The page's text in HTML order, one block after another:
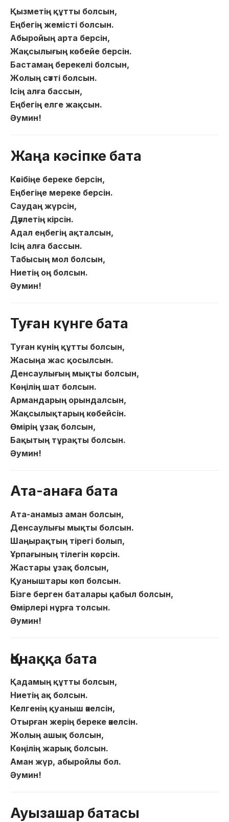
Қызметің құтты болсын,
Еңбегің жемісті болсын.
Абыройың арта берсін,
Жақсылығың көбейе берсін.
Бастамаң берекелі болсын,
Жолың сәтті болсын.
Ісің алға бассын,
Еңбегің елге жақсын.
Әумин!
Жаңа кәсіпке бата
Кәсібіңе береке берсін,
Еңбегіңе мереке берсін.
Саудаң жүрсін,
Дәулетің кірсін.
Адал еңбегің ақталсын,
Ісің алға бассын.
Табысың мол болсын,
Ниетің оң болсын.
Әумин!
Туған күнге бата
Туған күнің құтты болсын,
Жасыңа жас қосылсын.
Денсаулығың мықты болсын,
Көңілің шат болсын.
Армандарың орындалсын,
Жақсылықтарың көбейсін.
Өмірің ұзақ болсын,
Бақытың тұрақты болсын.
Әумин!
Ата-анаға бата
Ата-анамыз аман болсын,
Денсаулығы мықты болсын.
Шаңырақтың тірегі болып,
Ұрпағының тілегін көрсін.
Жастары ұзақ болсын,
Қуаныштары көп болсын.
Бізге берген баталары қабыл болсын,
Өмірлері нұрға толсын.
Әумин!
Қонаққа бата
Қадамың құтты болсын,
Ниетің ақ болсын.
Келгенің қуаныш әкелсін,
Отырған жерің береке әкелсін.
Жолың ашық болсын,
Көңілің жарық болсын.
Аман жүр, абыройлы бол.
Әумин!
Ауызашар батасы